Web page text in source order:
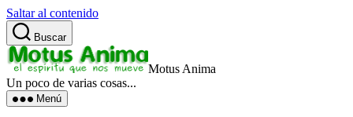
Saltar al contenido
Buscar
Motus Anima
Un poco de varias cosas...
Menú